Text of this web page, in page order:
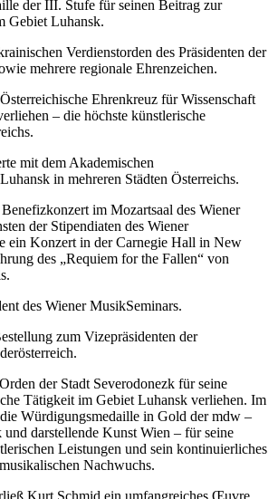
der III. Stufe für seinen Beitrag zur
Gebiet Luhansk.
Verdienstorden des Präsidenten der
mehrere regionale Ehrenzeichen.
Ehrenkreuz für Wissenschaft
– die höchste künstlerische
mit dem Akademischen
in mehreren Städten Österreichs.
im Mozartsaal des Wiener
der Stipendiaten des Wiener
ein Konzert in der Carnegie Hall in New
des „Requiem for the Fallen“ von
des Wiener MusikSeminars.
zum Vizepräsidenten der
der Stadt Severodonezk für seine
Tätigkeit im Gebiet Luhansk verliehen. Im
Würdigungsmedaille in Gold der mdw –
darstellende Kunst Wien – für seine
Leistungen und sein kontinuierliches
Nachwuchs.
Kurt Schmid ein umfangreiches Œuvre